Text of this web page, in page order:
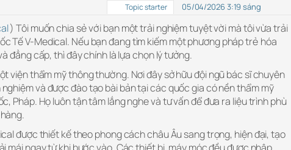
Topic starter 05/04/2026 3:19 sáng
) Tôi muốn chia sẻ với bạn một trải nghiệm tuyệt vời mà tôi vừa trải
Tế V-Medical. Nếu bạn đang tìm kiếm một phương pháp trẻ hóa
đẳng cấp, thì đây chính là lựa chọn lý tưởng.
viện thẩm mỹ thông thường. Nơi đây sở hữu đội ngũ bác sĩ chuyên
và được đào tạo bài bản tại các quốc gia có nền thẩm mỹ
Pháp. Họ luôn tận tâm lắng nghe và tư vấn để đưa ra liệu trình phù
được thiết kế theo phong cách châu Âu sang trọng, hiện đại, tạo